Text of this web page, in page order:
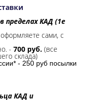
пределах КАД (1е
сами, с
- 700 руб. (все
склада)
- 250 руб посылки
КАД и